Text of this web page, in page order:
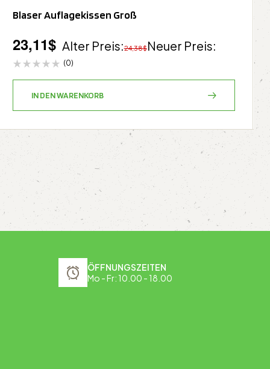
Blaser Auflagekissen Groß
Alter Preis:24,38$Neuer Preis:
23,11$
(0)
IN DEN WARENKORB
ÖFFNUNGSZEITEN
Mo - Fr: 10.00 - 18.00